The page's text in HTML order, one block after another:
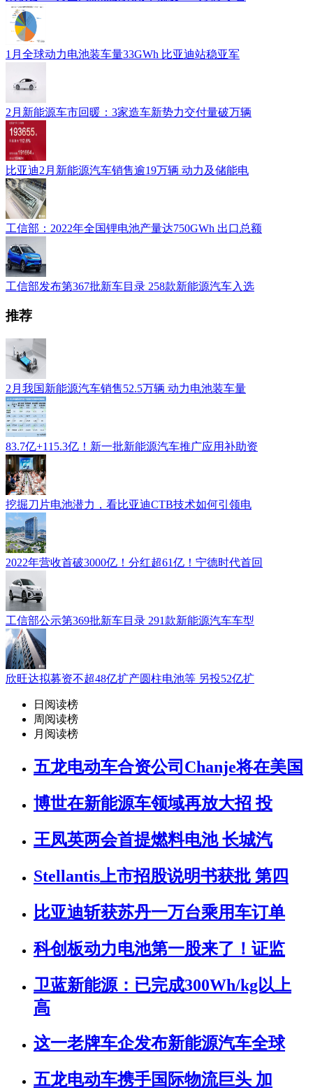
1月全球动力电池装车量33GWh 比亚迪站稳亚军
2月新能源车市回暖：3家造车新势力交付量破万辆
比亚迪2月新能源汽车销售逾19万辆 动力及储能电
工信部：2022年全国锂电池产量达750GWh 出口总额
工信部发布第367批新车目录 258款新能源汽车入选
推荐
2月我国新能源汽车销售52.5万辆 动力电池装车量
83.7亿+115.3亿！新一批新能源汽车推广应用补助资
挖掘刀片电池潜力，看比亚迪CTB技术如何引领电
2022年营收首破3000亿！分红超61亿！宁德时代首回
工信部公示第369批新车目录 291款新能源汽车车型
欣旺达拟募资不超48亿扩产圆柱电池等 另投52亿扩
日阅读榜
周阅读榜
月阅读榜
五龙电动车合资公司Chanje将在美国
博世在新能源车领域再放大招 投
王凤英两会首提燃料电池 长城汽
Stellantis上市招股说明书获批 第四
比亚迪斩获苏丹一万台乘用车订单
科创板动力电池第一股来了！证监
卫蓝新能源：已完成300Wh/kg以上
高
这一老牌车企发布新能源汽车全球
五龙电动车携手国际物流巨头 加